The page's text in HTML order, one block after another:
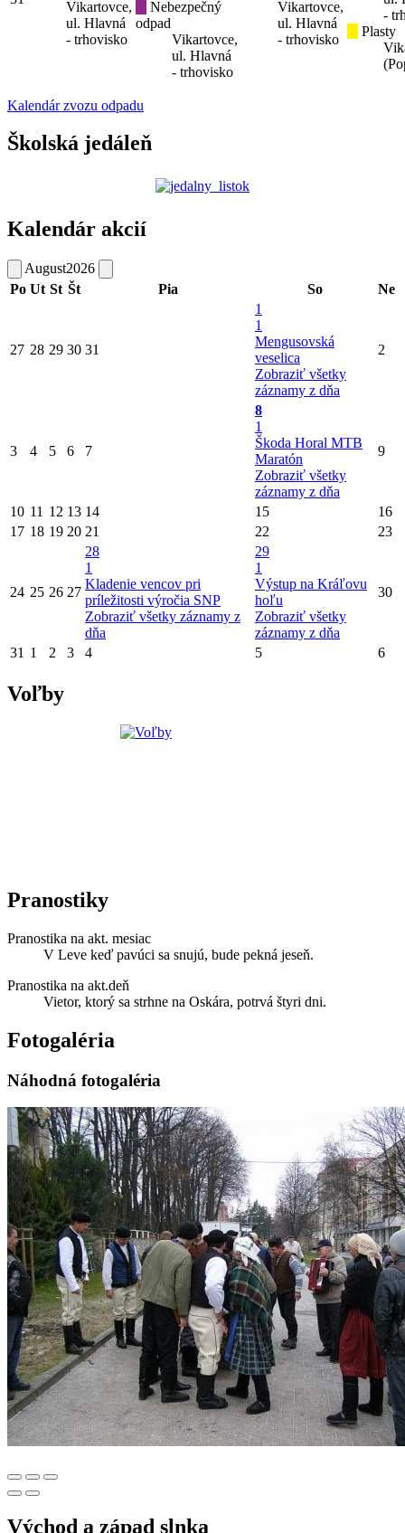
Vikartovce,
ul. Hlavná
- trhovisko
Nebezpečný
odpad
Vikartovce,
ul. Hlavná
- trhovisko
Vikartovce,
ul. Hlavná
- trhovisko
-
Plasty
Kalendár zvozu odpadu
Školská jedáleň
Kalendár akcií
August2026
Po Ut St Št Pia So Ne
27 28 29 30 31
1
1
Mengusovská
veselica
Zobraziť všetky
záznamy z dňa
2
3 4 5 6 7
8
1
Škoda Horal MTB
Maratón
Zobraziť všetky
záznamy z dňa
9
10 11 12 13 14 15
16
17 18 19 20 21 22 23
24 25 26 27
28
1
Kladenie vencov pri
príležitosti výročia SNP
Zobraziť všetky záznamy z
dňa
29
1
Výstup na Kráľovu
hoľu
Zobraziť všetky
záznamy z dňa
30
31 1 2 3 4 5 6
Voľby
Pranostiky
Pranostika na akt. mesiac
V Leve keď pavúci sa snujú, bude pekná jeseň.
Pranostika na akt.deň
Vietor, ktorý sa strhne na Oskára, potrvá štyri dni.
Fotogaléria
Náhodná fotogaléria
Východ a západ slnka